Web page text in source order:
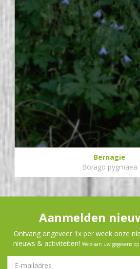
Bernagie
Borago pygmaea
Aanmelden
Ontvang ongeveer 1x per week onze
nieuws & activiteiten! We slaan uw gegevens